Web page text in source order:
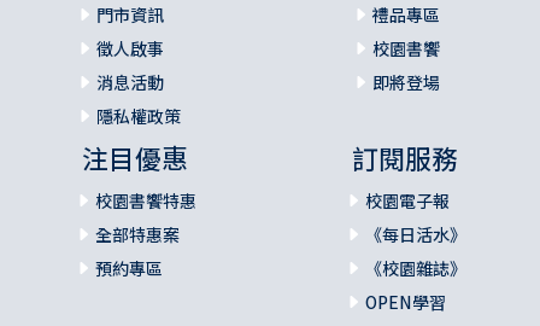
門市資訊
徵人啟事
消息活動
隱私權政策
禮品專區
校園書饗
即將登場
注目優惠
校園書饗特惠
全部特惠案
預約專區
訂閱服務
校園電子報
《每日活水》
《校園雜誌》
OPEN學習